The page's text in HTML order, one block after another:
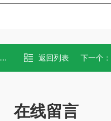
返回列表 下一个：
在线留言